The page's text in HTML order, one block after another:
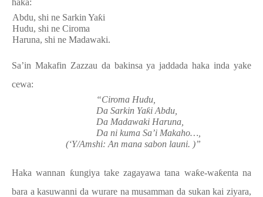
haka:
Abdu, shi ne Sarkin Yaƙi
Hudu, shi ne Ciroma
Haruna, shi ne Madawaki.
Sa’in Makafin Zazzau da bakinsa ya jaddada haka inda yake
cewa:
“Ciroma Hudu,
Da Sarkin Yaƙi Abdu,
Da Madawaki Haruna,
Da ni kuma Sa’i Makaho…,
(‘Y/Amshi: An mana sabon launi. )”
Haka wannan ƙungiya take zagayawa tana waƙe-waƙenta na
bara a kasuwanni da wurare na musamman da sukan kai ziyara,